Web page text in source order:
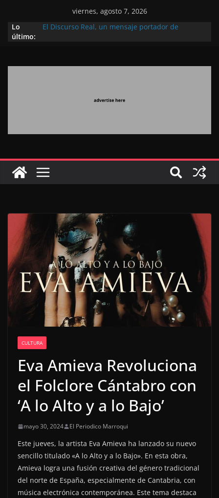
viernes, agosto 7, 2026
Lo
último:
El Discurso Real, un mensaje portador de
Extranjero: al servicio de los grandes proyectos de
Marruecos gracias a una visión estratégica
destinada a consolidar la posición de Marruecos
en una economía mundial competitiva (politólogo
marroquí-estadounidense)
CULTURA
Eva Amieva Revoluciona
el Folclore Cántabro con
‘A lo Alto y a lo Bajo’
mayo 30, 2024 El Periodico Marroqui
Este jueves, la artista Eva Amieva ha lanzado su nuevo
sencillo titulado «A lo Alto y a lo Bajo». En esta obra,
Amieva logra una fusión creativa del género tradicional
del norte de España, especialmente de Cantabria, con
música electrónica contemporánea. Este tema destaca